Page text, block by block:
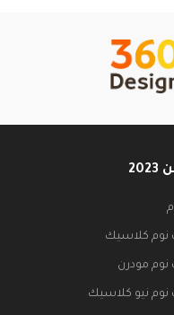
نوم كلاسيك
نوم مودرن
نوم نيو كلاسيك